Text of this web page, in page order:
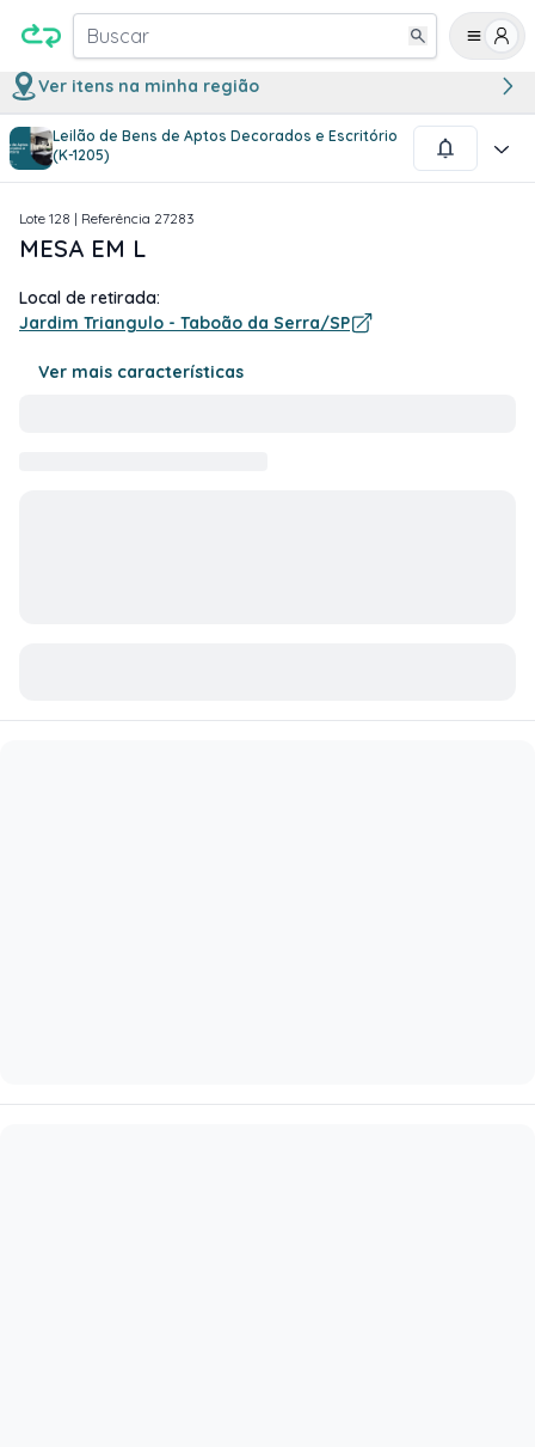
Buscar
Ver itens na minha região
Leilão de Bens de Aptos Decorados e Escritório
(K-1205)
1/5
Lote 128 | Referência 27283
MESA EM L
Local de retirada:
Jardim Triangulo - Taboão da Serra/SP
Ver mais características